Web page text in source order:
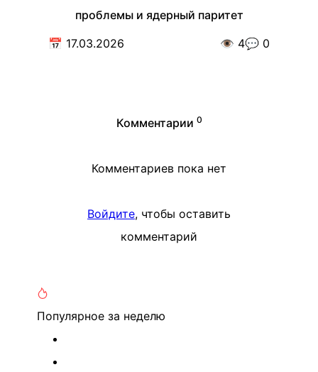
проблемы и ядерный паритет
📅 17.03.2026 👁️ 4💬 0
Комментарии 0
Комментариев пока нет
Войдите, чтобы оставить
комментарий
Популярное за неделю